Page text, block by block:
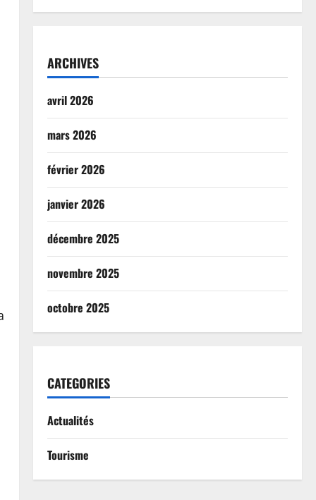
ARCHIVES
avril 2026
mars 2026
février 2026
janvier 2026
décembre 2025
novembre 2025
octobre 2025
CATEGORIES
Actualités
Tourisme